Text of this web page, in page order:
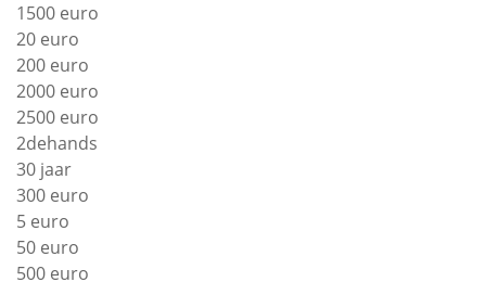
1500 euro
20 euro
200 euro
2000 euro
2500 euro
2dehands
30 jaar
300 euro
5 euro
50 euro
500 euro